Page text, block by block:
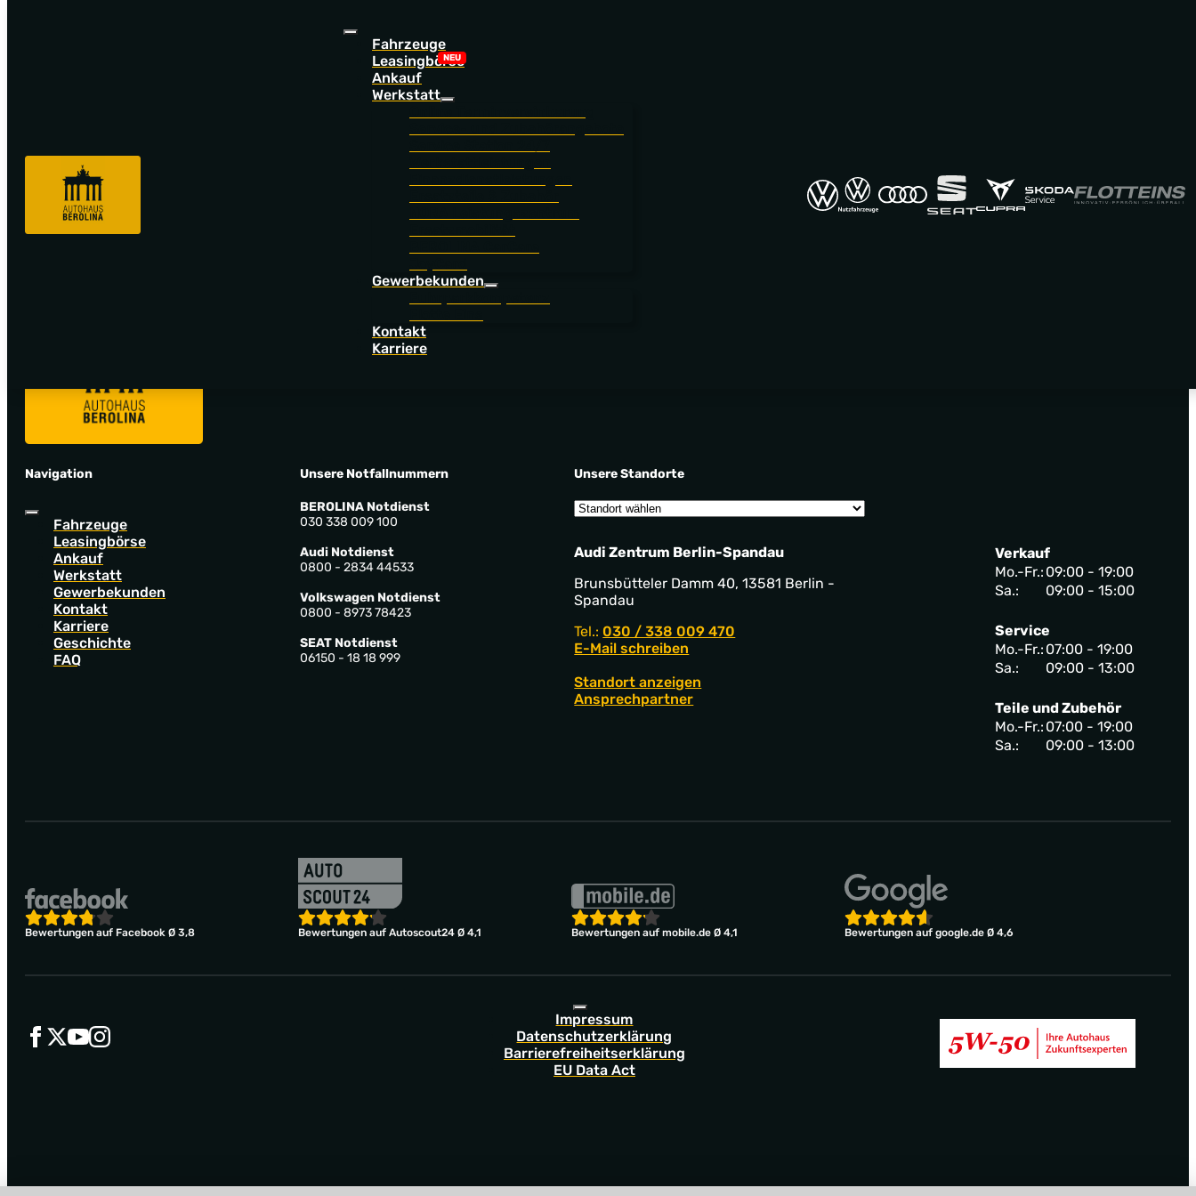
Fahrzeuge
Leasingbörse
Ankauf
Werkstatt
Gewerbekunden
Kontakt
Karriere
Go back to startpage to see our new offers.
Navigation
Fahrzeuge
Leasingbörse
Ankauf
Werkstatt
Gewerbekunden
Kontakt
Karriere
Geschichte
FAQ
Unsere Notfallnummern
BEROLINA Notdienst
030 338 009 100
Audi Notdienst
0800 - 2834 44533
Volkswagen Notdienst
0800 - 8973 78423
SEAT Notdienst
06150 - 18 18 999
Unsere Standorte
Audi Zentrum Berlin-Spandau
Brunsbütteler Damm 40, 13581 Berlin -
Spandau
Tel.: 030 / 338 009 470
E-Mail schreiben
Standort anzeigen
Ansprechpartner
Verkauf
Mo.-Fr.: 09:00 - 19:00
Sa.:
09:00 - 15:00
Service
Mo.-Fr.: 07:00 - 19:00
Sa.:
09:00 - 13:00
Teile und Zubehör
Mo.-Fr.: 07:00 - 19:00
Sa.:
09:00 - 13:00
Bewertungen auf Facebook Ø 3,8 Bewertungen auf Autoscout24 Ø 4,1 Bewertungen auf mobile.de Ø 4,1 Bewertungen auf google.de Ø 4,6
Impressum
Datenschutzerklärung
Barrierefreiheitserklärung
EU Data Act